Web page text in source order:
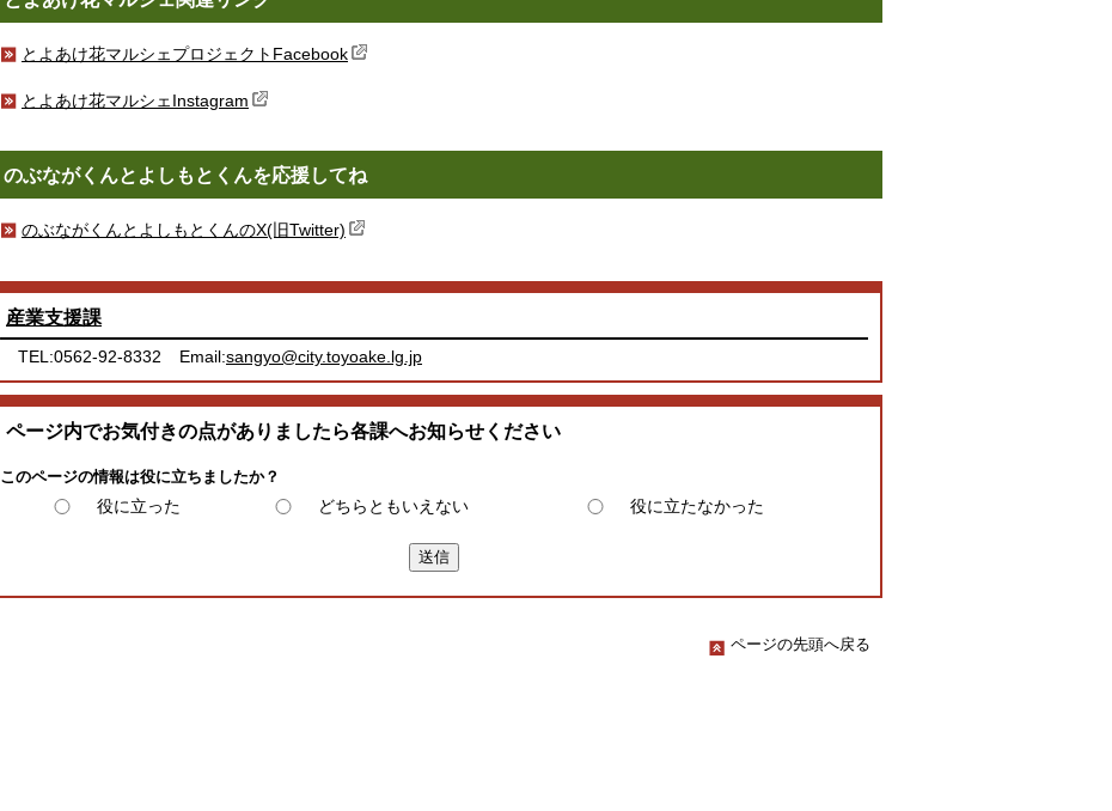
とよあけ花マルシェプロジェクトFacebook
とよあけ花マルシェInstagram
のぶながくんとよしもとくんを応援してね
のぶながくんとよしもとくんのX(旧Twitter)
産業支援課
TEL:0562-92-8332 Email:sangyo@city.toyoake.lg.jp
ページ内でお気付きの点がありましたら各課へお知らせください
このページの情報は役に立ちましたか？
役に立った どちらともいえない 役に立たなかった
ページの先頭へ戻る